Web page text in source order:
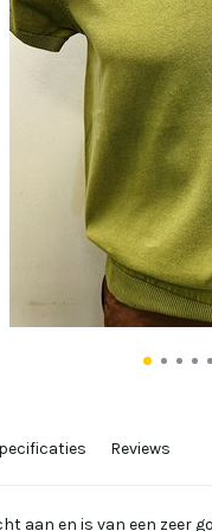
Reviews
aan en is van een zeer